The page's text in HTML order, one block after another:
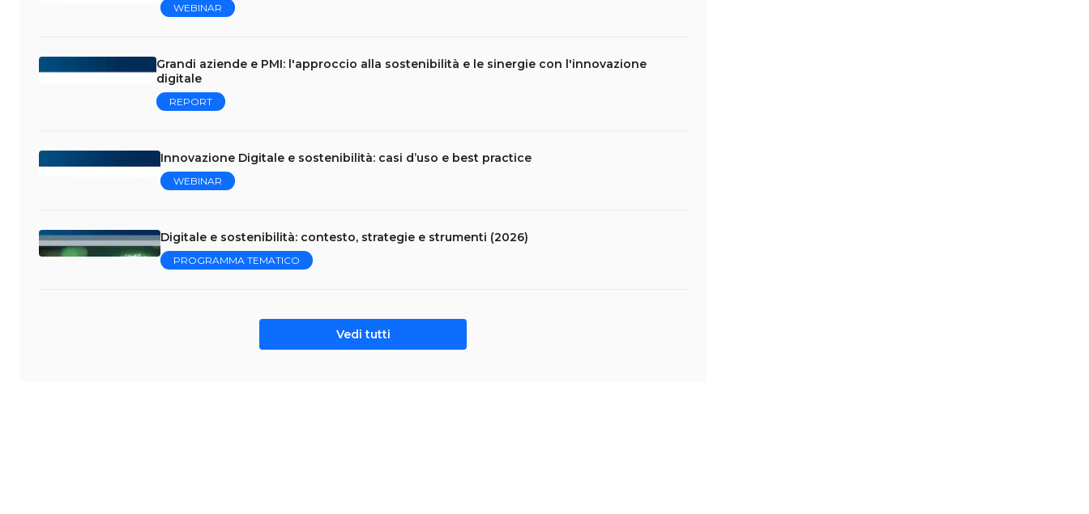
WEBINAR
Grandi aziende e PMI: l'approccio alla sostenibilità e le sinergie con l'innovazione
digitale
REPORT
Innovazione Digitale e sostenibilità: casi d’uso e best practice
WEBINAR
Digitale e sostenibilità: contesto, strategie e strumenti (2026)
PROGRAMMA TEMATICO
Vedi tutti